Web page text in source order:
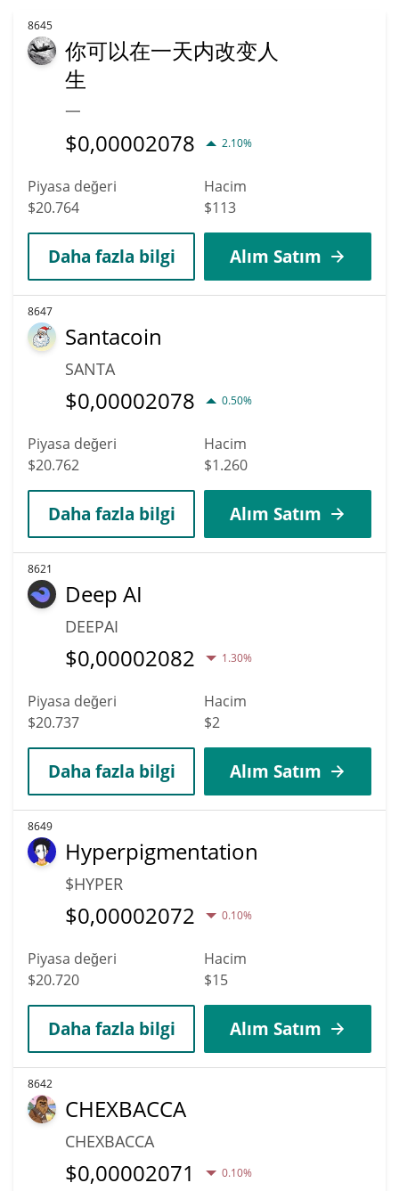
8645
你可以在一天内改变人
生
一
$0,00002078 2.10%
Piyasa değeri
$20.764
Hacim
$113
Daha fazla bilgi Alım Satım
8647
Santacoin
SANTA
$0,00002078 0.50%
Piyasa değeri
$20.762
Hacim
$1.260
Daha fazla bilgi Alım Satım
8621
Deep AI
DEEPAI
$0,00002082 1.30%
Piyasa değeri
$20.737
Hacim
$2
Daha fazla bilgi Alım Satım
8649
Hyperpigmentation
$HYPER
$0,00002072 0.10%
Piyasa değeri
$20.720
Hacim
$15
Daha fazla bilgi Alım Satım
8642
CHEXBACCA
CHEXBACCA
$0,00002071 0.10%